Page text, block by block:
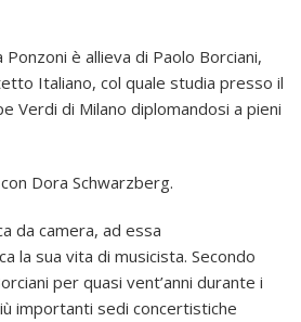
Ponzoni è allieva di Paolo Borciani,
Italiano, col quale studia presso il
Verdi di Milano diplomandosi a pieni
Dora Schwarzberg.
da camera, ad essa
la sua vita di musicista. Secondo
per quasi vent’anni durante i
importanti sedi concertistiche